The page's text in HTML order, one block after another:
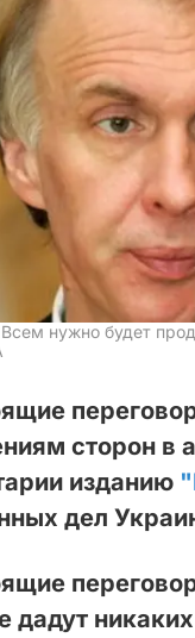
нужно будет
сторон в
изданию
дел
дадут